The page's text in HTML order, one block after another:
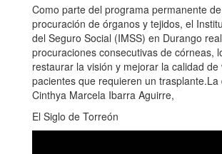
Como parte del programa permanente
procuración de órganos y tejidos, el
del Seguro Social (IMSS) en Durango
procuraciones consecutivas de córneas,
restaurar la visión y mejorar la calidad de
pacientes que requieren un trasplante.La
Cinthya Marcela Ibarra Aguirre,
El Siglo de Torreón